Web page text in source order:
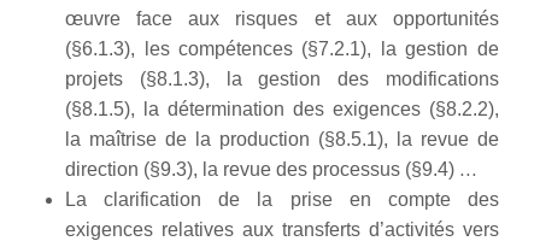
œuvre face aux risques et aux opportunités
(§6.1.3), les compétences (§7.2.1), la gestion de
projets (§8.1.3), la gestion des modifications
(§8.1.5), la détermination des exigences (§8.2.2),
la maîtrise de la production (§8.5.1), la revue de
direction (§9.3), la revue des processus (§9.4) …
La clarification de la prise en compte des
exigences relatives aux transferts d’activités vers